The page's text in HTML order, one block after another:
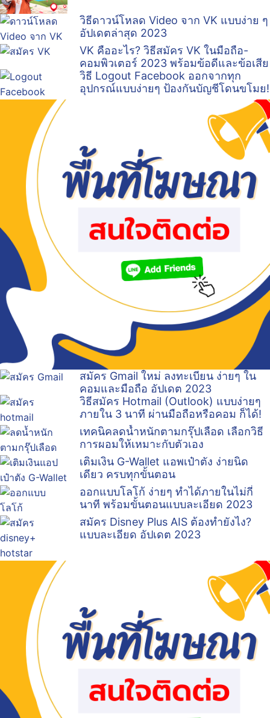
วิธีดาวน์โหลด Video จาก VK แบบง่าย ๆ
อัปเดตล่าสุด 2023
VK คืออะไร? วิธีสมัคร VK ในมือถือ-
คอมพิวเตอร์ 2023 พร้อมข้อดีและข้อเสีย
วิธี Logout Facebook ออกจากทุก
อุปกรณ์แบบง่ายๆ ป้องกันบัญชีโดนขโมย!
สมัคร Gmail ใหม่ ลงทะเบียน ง่ายๆ ใน
คอมและมือถือ อัปเดต 2023
วิธีสมัคร Hotmail (Outlook) แบบง่ายๆ
ภายใน 3 นาที ผ่านมือถือหรือคอม ก็ได้!
เทคนิคลดน้ำหนักตามกรุ๊ปเลือด เลือกวิธี
การผอมให้เหมาะกับตัวเอง
เติมเงิน G-Wallet แอพเป๋าตัง ง่ายนิด
เดียว ครบทุกขั้นตอน
ออกแบบโลโก้ ง่ายๆ ทำได้ภายในไม่กี่
นาที พร้อมขั้นตอนแบบละเอียด 2023
สมัคร Disney Plus AIS ต้องทำยังไง?
แบบละเอียด อัปเดต 2023